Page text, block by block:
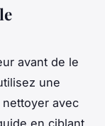
avant de le
une
avec